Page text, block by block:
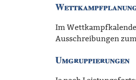
Im
Ausschreibungen
Umgruppierungen